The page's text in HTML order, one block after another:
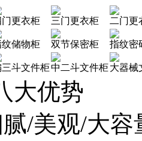
门更衣柜 三门更衣柜 二门更
纹储物柜 双节保密柜 指纹密
三斗文件柜中二斗文件柜大器械
大优势
/美观/大容